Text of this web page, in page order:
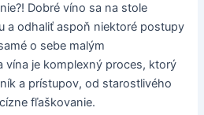
Dobré víno sa na stole
a odhaliť aspoň niektoré postupy
o sebe malým
vína je komplexný proces, ktorý
a prístupov, od starostlivého
fľaškovanie.